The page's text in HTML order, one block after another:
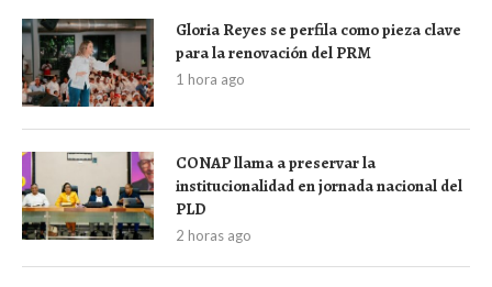
Gloria Reyes se perfila como pieza clave
para la renovación del PRM
1 hora ago
CONAP llama a preservar la
institucionalidad en jornada nacional del
PLD
2 horas ago